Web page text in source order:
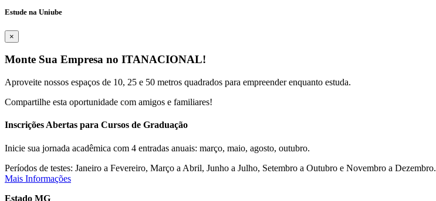
Estude na Uniube
×
Monte Sua Empresa no ITANACIONAL!
Aproveite nossos espaços de 10, 25 e 50 metros quadrados para empreender enquanto estuda.
Compartilhe esta oportunidade com amigos e familiares!
Inscrições Abertas para Cursos de Graduação
Inicie sua jornada acadêmica com 4 entradas anuais: março, maio, agosto, outubro.
Períodos de testes: Janeiro a Fevereiro, Março a Abril, Junho a Julho, Setembro a Outubro e Novembro a Dezembro.
Mais Informações
Estado MG